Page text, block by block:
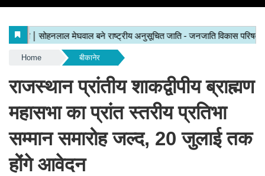
Home बीकानेर
राजस्थान प्रांतीय शाकद्वीपीय ब्राह्मण
महासभा का प्रांत स्तरीय प्रतिभा
सम्मान समारोह जल्द, 20 जुलाई तक
होंगे आवेदन